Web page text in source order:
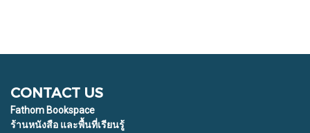
CONTACT US
Fathom Bookspace
ร้านหนังสือ และพื้นที่เรียนรู้